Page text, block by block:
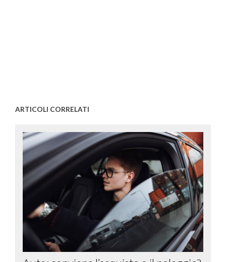
ARTICOLI CORRELATI